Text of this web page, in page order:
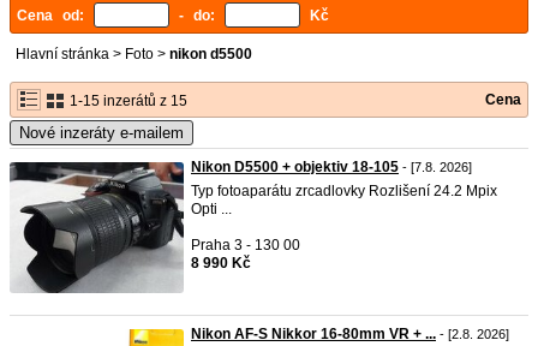
Cena od:
- do: Kč
Hlavní stránka > Foto > nikon d5500
1-15 inzerátů z 15 Cena
Nové inzeráty e-mailem
Nikon D5500 + objektiv 18-105 - [7.8. 2026]
Typ fotoaparátu zrcadlovky Rozlišení 24.2 Mpix
Opti ...
Praha 3 - 130 00
8 990 Kč
Nikon AF-S Nikkor 16-80mm VR + ... - [2.8. 2026]